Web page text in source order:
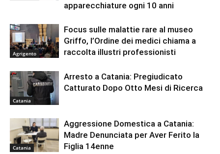
apparecchiature ogni 10 anni
Agrigento
Focus sulle malattie rare al museo
Griffo, l’Ordine dei medici chiama a
raccolta illustri professionisti
Catania
Arresto a Catania: Pregiudicato
Catturato Dopo Otto Mesi di Ricerca
Catania
Aggressione Domestica a Catania:
Madre Denunciata per Aver Ferito la
Figlia 14enne